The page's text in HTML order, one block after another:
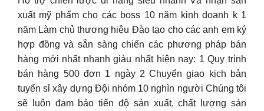
xuất mỹ phẩm cho các boss 10 năm kinh doanh k 1
năm Làm chủ thương hiệu Đào tạo cho các anh em ký
hợp đồng và sẵn sàng chiến các phương pháp bán
hàng mới nhất nhanh giàu nhất hiện nay: 1 Quy trình
bán hàng 500 đơn 1 ngày 2 Chuyển giao kịch bản
tuyển sỉ xây dựng Đội nhóm 10 nghìn người Chúng tôi
sẽ luôn đam bảo tiến độ sản xuất, chất lượng sản